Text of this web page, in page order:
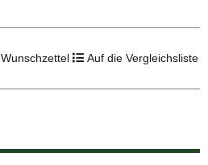
Auf die Vergleichsliste